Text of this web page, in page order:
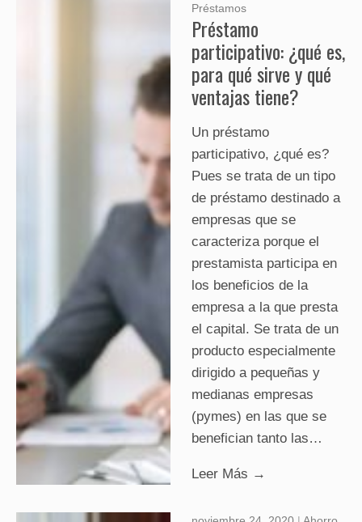
Préstamo
participativo: ¿qué es,
para qué sirve y qué
ventajas tiene?
Préstamos
Un préstamo
participativo, ¿qué es?
Pues se trata de un tipo
de préstamo destinado a
empresas que se
caracteriza porque el
prestamista participa en
los beneficios de la
empresa a la que presta
el capital. Se trata de un
producto especialmente
dirigido a pequeñas y
medianas empresas
(pymes) en las que se
benefician tanto las…
Leer Más →